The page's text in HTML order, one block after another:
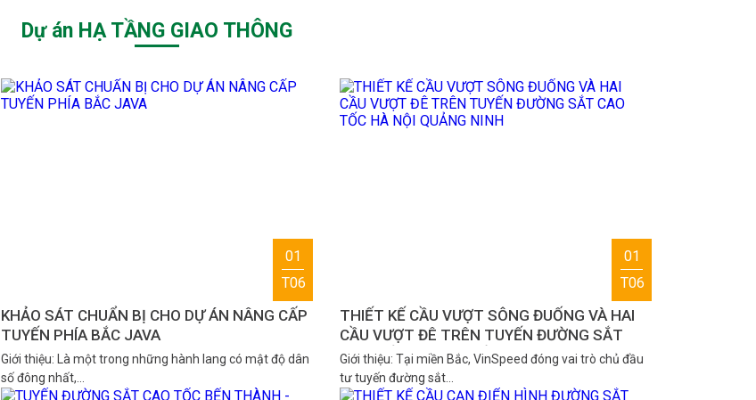
Dự án HẠ TẦNG GIAO THÔNG
01
T06
KHẢO SÁT CHUẨN BỊ CHO DỰ ÁN NÂNG CẤP
TUYẾN PHÍA BẮC JAVA
Giới thiệu: Là một trong những hành lang có mật độ dân
số đông nhất,…
01
T06
THIẾT KẾ CẦU VƯỢT SÔNG ĐUỐNG VÀ HAI
CẦU VƯỢT ĐÊ TRÊN TUYẾN ĐƯỜNG SẮT
CAO TỐC HÀ NỘI QUẢNG NINH
Giới thiệu: Tại miền Bắc, VinSpeed đóng vai trò chủ đầu
tư tuyến đường sắt…